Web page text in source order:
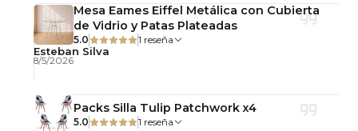
✔️ Diseño moderno que combina con distintos
estilos
Limpiar con un paño suave seco o ligeramente
Mesa Eames Eiffel Metálica con Cubierta
de Vidrio y Patas Plateadas
5.0 1 reseña
Esteban Silva
8/5/2026
Packs Silla Tulip Patchwork x4
5.0 1 reseña